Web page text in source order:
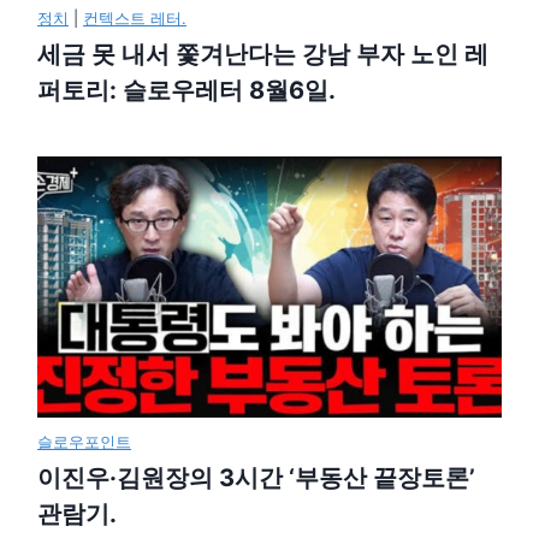
정치 컨텍스트 레터.
세금 못 내서 쫓겨난다는 강남 부자 노인 레
퍼토리: 슬로우레터 8월6일.
슬로우포인트
이진우·김원장의 3시간 ‘부동산 끝장토론’
관람기.